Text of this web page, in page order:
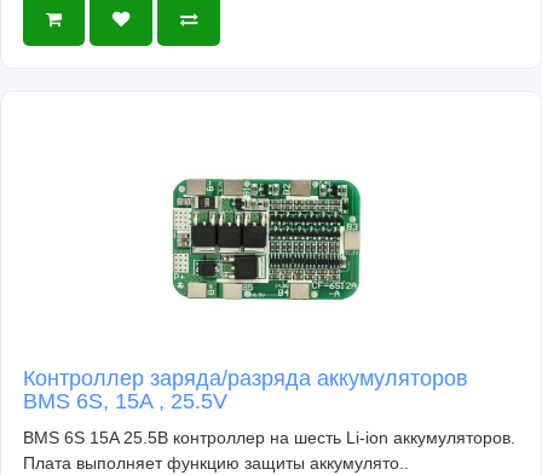
Контроллер заряда/разряда аккумуляторов
BMS 6S, 15A , 25.5V
BMS 6S 15A 25.5В контроллер на шесть Li-ion аккумуляторов.
Плата выполняет функцию защиты аккумулято..